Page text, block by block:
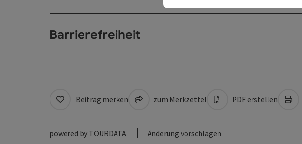
Barrierefreiheit
Beitrag merken zum Merkzettel PDF erstellen
powered by TOURDATA Änderung vorschlagen